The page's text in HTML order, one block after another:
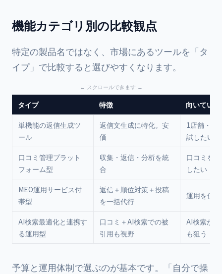
機能カテゴリ別の比較観点
特定の製品名ではなく、市場にあるツールを「タ
イプ」で比較すると選びやすくなります。
タイプ 特徴 向いてい
単機能の返信生成ツ
ール
返信文生成に特化。安
価
1店舗・低
試したい
口コミ管理プラット
フォーム型
収集・返信・分析を統
合
口コミを
したい
MEO運用サービス付
帯型
返信＋順位対策＋投稿
を一括代行
運用を任
AI検索最適化と連携す
る運用型
口コミ＋AI検索での被
引用も視野
AI検索か
も狙う
予算と運用体制で選ぶのが基本です。「自分で操